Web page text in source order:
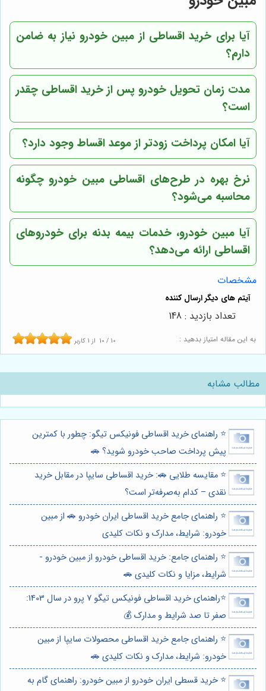
آیا برای خرید اقساطی از مبین خودرو نیاز به ضامن
دارم؟
مدت زمان تحویل خودرو پس از خرید اقساطی چقدر
است؟
آیا امکان پرداخت زودتر از موعد اقساط وجود دارد؟
نرخ بهره در طرح‌های اقساطی مبین خودرو چگونه
محاسبه می‌شود؟
آیا مبین خودرو، خدمات بیمه بدنه برای خودروهای
اقساطی ارائه می‌دهد؟
مشخصات
به این مقاله امتیاز بدهید : 10 / 10 از 1 کاربر
تعداد بازدید : 148
مطالب مشابه
⭐️ راهنمای خرید اقساطی فونیکس تیگو: چطور با کمترین
پیش پرداخت صاحب خودرو شوید؟ 🚗
⭐️ مقایسه طلایی 🚗: خرید اقساطی سایپا در مقابل خرید
نقدی – کدام به‌صرفه‌تر است؟
⭐️ راهنمای جامع خرید اقساطی ایران خودرو 🚗 از مبین
خودرو: شرایط، مدارک و نکات کلیدی
⭐️ راهنمای جامع: خرید اقساطی خودرو از مبین خودرو -
شرایط، مزایا و نکات کلیدی 🚗
⭐️راهنمای خرید اقساطی فونیکس تیگو 7 پرو در سال 1403:
صفر تا صد شرایط و مدارک 💰
⭐️ راهنمای جامع خرید اقساطی محصولات سایپا از مبین
خودرو: شرایط، مدارک و نکات کلیدی 🚗
⭐️ خرید قسطی ایران خودرو از مبین خودرو: راهنمای گام به